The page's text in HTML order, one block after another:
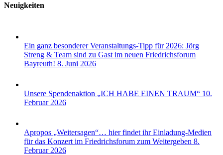
Neuigkeiten
Ein ganz besonderer Veranstaltungs-Tipp für 2026: Jörg
Streng & Team sind zu Gast im neuen Friedrichsforum
Bayreuth! 8. Juni 2026
Unsere Spendenaktion „ICH HABE EINEN TRAUM“ 10.
Februar 2026
Apropos „Weitersagen“… hier findet ihr Einladung-Medien
für das Konzert im Friedrichsforum zum Weitergeben 8.
Februar 2026